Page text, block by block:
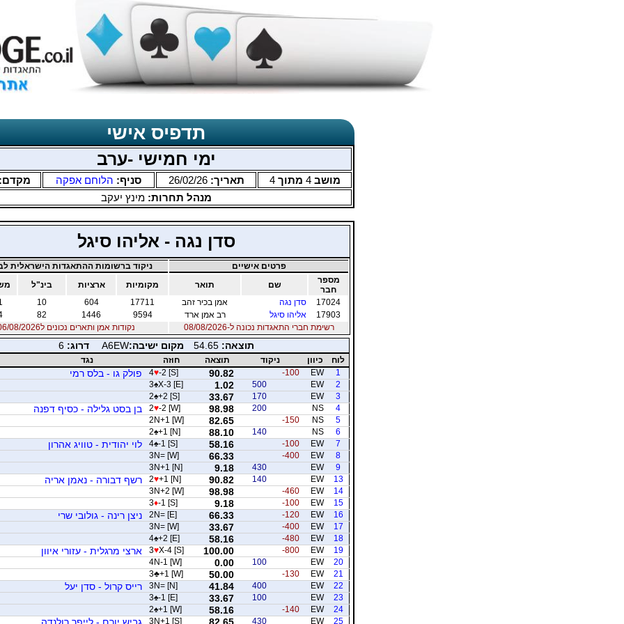
תדפיס אישי
ימי חמישי -ערב
מושב4 מתוך4 תאריך:26/02/26 סניף: הלוחם אפקה
מנהל תחרות:מינץ יעקב
סדן נגה - אליהו סיגל
פרטים אישיים
ניקוד ברשומות ההתאגדות הישראלית
מספר
חבר
שם תואר מקומיות ארציות בינ"ל
17024
סדן נגה אמן בכיר זהב 17711
604
10
17903
אליהו סיגל רב אמן ארד 9594
1446
82
רשימת חברי התאגדות נכונה ל-08/08/2026
נקודות אמן ותארים נכונים ל06/08/2026
תוצאה:54.65 מקום ישיבה:A6EW דרוג:6
לוח כיוון ניקוד תוצאה חוזה
נגד
1
EW
-100
90.82
4♥-2 [S] פולק גו - בלס רמי
2
EW
500
1.02
3♠X-3 [E]
3
EW
170
33.67
2♠+2 [S]
4
NS
200
98.98
2♥-2 [W] בן בסט גלילה - כסיף דפנה
5
NS
-150
82.65
2N+1 [W]
6
NS
140
88.10
2♠+1 [N]
7
EW
-100
58.16
4♠-1 [S] לוי יהודית - טוויג אהרון
8
EW
-400
66.33
3N= [W]
9
EW
430
9.18
3N+1 [N]
13
EW
140
90.82
2♥+1 [N] רשף דבורה - נאמן אריה
14
EW
-460
98.98
3N+2 [W]
15
EW
-100
9.18
3♦-1 [S]
16
EW
-120
66.33
2N= [E] ניצן רינה - גולובי שרי
17
EW
-400
33.67
3N= [W]
18
EW
-480
58.16
4♠+2 [E]
19
EW
-800
100.00
3♥X-4 [S] ארצי מרגלית - עזורי איוון
20
EW
100
0.00
4N-1 [W]
21
EW
-130
50.00
3♣+1 [W]
22
EW
400
41.84
3N= [N] רייס קרול - סדן יעל
23
EW
100
33.67
3♠-1 [E]
24
EW
-140
58.16
2♠+1 [W]
25
EW
430
82.65
3N+1 [S] גביש יורם - לייפר רולנדה